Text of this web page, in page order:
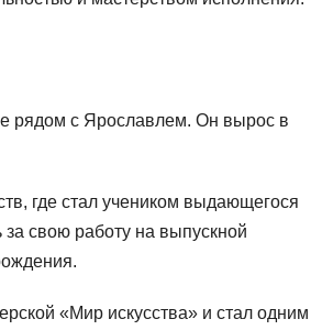
рядом с Ярославлем. Он вырос в
где стал учеником выдающегося
свою работу на выпускной
«Мир искусства» и стал одним